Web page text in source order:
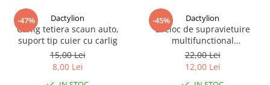
-47% Dactylion
Carlig tetiera scaun auto,
suport tip cuier cu carlig
15,00 Lei
8,00 Lei
-45% Dactylion
Breloc de supravietuire
multifunctional
3in1,ciocan,cutit,fluier - Negru
22,00 Lei
12,00 Lei